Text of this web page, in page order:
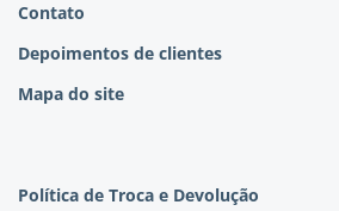
Contato
Depoimentos de clientes
Mapa do site
Política de Troca e Devolução